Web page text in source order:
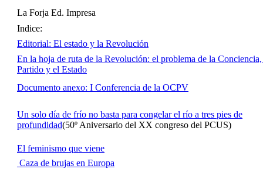
La Forja Ed. Impresa
Indice:
Editorial: El estado y la Revolución
En la hoja de ruta de la Revolución: el problema de la
Partido y el Estado
Documento anexo: I Conferencia de la OCPV
Un solo día de frío no basta para congelar el río a tres pies de
profundidad(50º Aniversario del XX congreso del PCUS)
El feminismo que viene
Caza de brujas en Europa